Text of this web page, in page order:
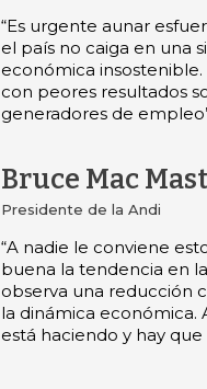
“Es urgente aunar
el país no caiga en una
económica insostenible.
con peores resultados
generadores de
Bruce Mac
Presidente de la Andi
“A nadie le conviene
buena la tendencia en
observa una reducción
la dinámica económica.
está haciendo y hay que